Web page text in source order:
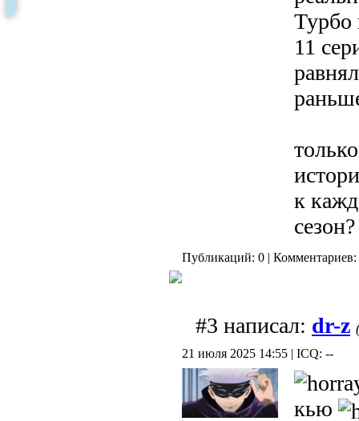
Турбо
11
к
сезон?
Публикаций: 0 | Комментариев:
#3 написал: dr-z
21 июля 2025 14:55 | ICQ: --
кью